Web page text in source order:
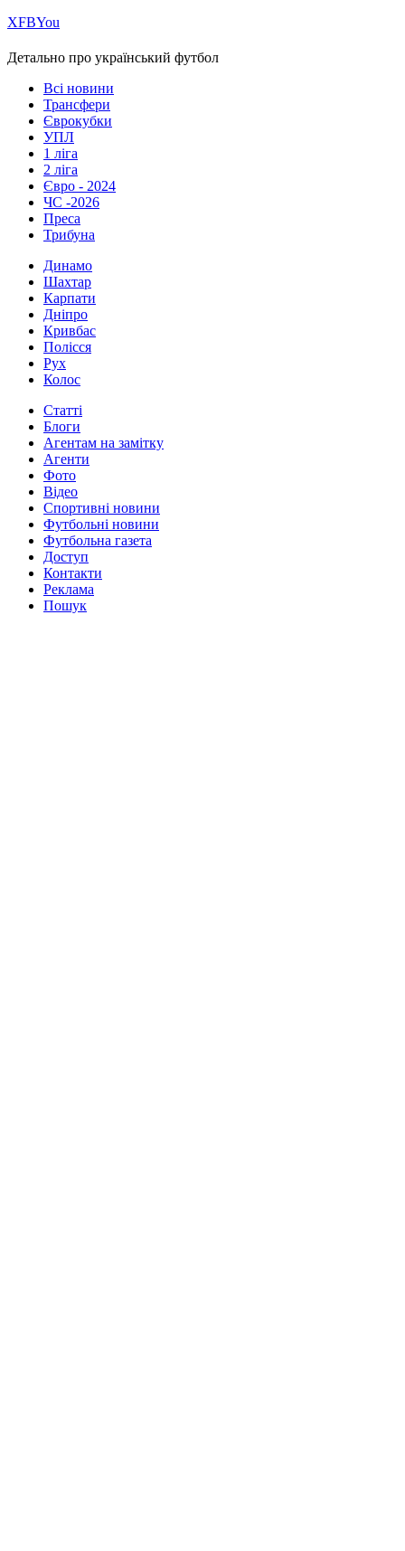
ХFBYou
Детально про український футбол
Всі новини
Трансфери
Єврокубки
УПЛ
1 ліга
2 ліга
Євро - 2024
ЧС -2026
Преса
Трибуна
Динамо
Шахтар
Карпати
Дніпро
Кривбас
Полісся
Рух
Колос
Статті
Блоги
Агентам на замітку
Агенти
Фото
Відео
Спортивні новини
Футбольні новини
Футбольна газета
Доступ
Контакти
Реклама
Пошук